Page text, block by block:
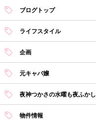
ブログトップ
ライフスタイル
企画
元キャバ嬢
夜神つかさの水曜も夜ふかし
物件情報